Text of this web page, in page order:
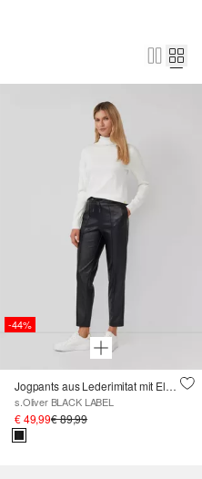
-44%
Jogpants aus Lederimitat mit Elastikbund und Tunnelzug
s.Oliver BLACK LABEL
€ 49,99€ 89,99